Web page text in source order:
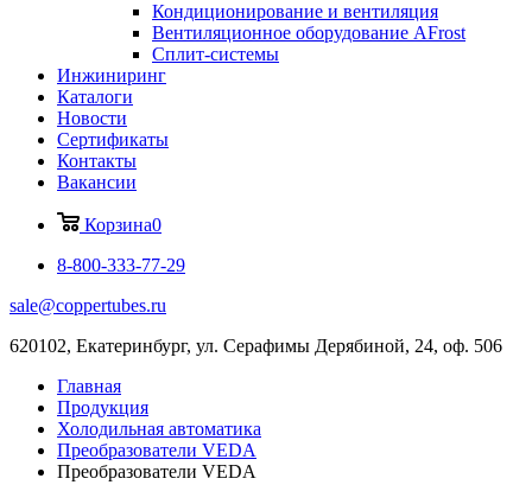
Кондиционирование и вентиляция
Вентиляционное оборудование AFrost
Сплит-системы
Инжиниринг
Каталоги
Новости
Сертификаты
Контакты
Вакансии
Корзина0
8-800-333-77-29
sale@coppertubes.ru
620102, Екатеринбург, ул. Серафимы Дерябиной, 24, оф. 506
Главная
Продукция
Холодильная автоматика
Преобразователи VEDA
Преобразователи VEDA